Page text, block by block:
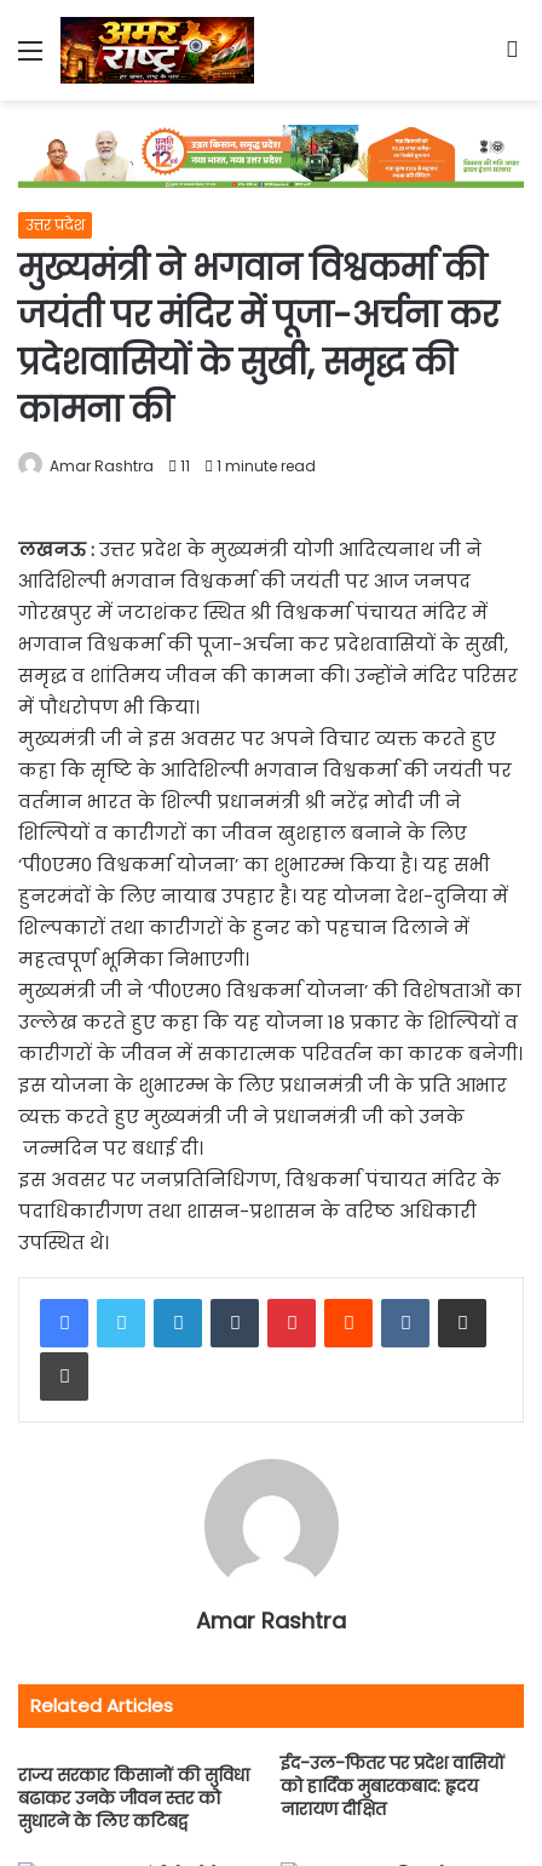
Menu
उत्तर प्रदेश
मुख्यमंत्री ने भगवान विश्वकर्मा की
जयंती पर मंदिर में पूजा-अर्चना कर
प्रदेशवासियों के सुखी, समृद्ध की
कामना की
Amar Rashtra 11 1 minute read
लखनऊ:उत्तर प्रदेश के मुख्यमंत्री योगी आदित्यनाथ जी ने
आदिशिल्पी भगवान विश्वकर्मा की जयंती पर आज जनपद
गोरखपुर में जटाशंकर स्थित श्री विश्वकर्मा पंचायत मंदिर में
भगवान विश्वकर्मा की पूजा-अर्चना कर प्रदेशवासियों के सुखी,
समृद्ध व शांतिमय जीवन की कामना की। उन्होंने मंदिर परिसर
में पौधरोपण भी किया।
मुख्यमंत्री जी ने इस अवसर पर अपने विचार व्यक्त करते हुए
कहा कि सृष्टि के आदिशिल्पी भगवान विश्वकर्मा की जयंती पर
वर्तमान भारत के शिल्पी प्रधानमंत्री श्री नरेंद्र मोदी जी ने
शिल्पियों व कारीगरों का जीवन खुशहाल बनाने के लिए
‘पी0एम0 विश्वकर्मा योजना’ का शुभारम्भ किया है। यह सभी
हुनरमंदों के लिए नायाब उपहार है। यह योजना देश-दुनिया में
शिल्पकारों तथा कारीगरों के हुनर को पहचान दिलाने में
महत्वपूर्ण भूमिका निभाएगी।
मुख्यमंत्री जी ने ‘पी0एम0 विश्वकर्मा योजना’ की विशेषताओं का
उल्लेख करते हुए कहा कि यह योजना 18 प्रकार के शिल्पियों व
कारीगरों के जीवन में सकारात्मक परिवर्तन का कारक बनेगी।
इस योजना के शुभारम्भ के लिए प्रधानमंत्री जी के प्रति आभार
व्यक्त करते हुए मुख्यमंत्री जी ने प्रधानमंत्री जी को उनके
जन्मदिन पर बधाई दी।
इस अवसर पर जनप्रतिनिधिगण, विश्वकर्मा पंचायत मंदिर के
पदाधिकारीगण तथा शासन-प्रशासन के वरिष्ठ अधिकारी
उपस्थित थे।
LinkedInTumblrPinterestReddit VKontakteShare via Email
Print
Amar Rashtra
Related Articles
राज्य सरकार किसानों की सुविधा
बढाकर उनके जीवन स्तर को
सुधारने के लिए कटिबद्व
ईद-उल-फितर पर प्रदेश वासियों
को हार्दिक मुबारकबाद: हृदय
नारायण दीक्षित